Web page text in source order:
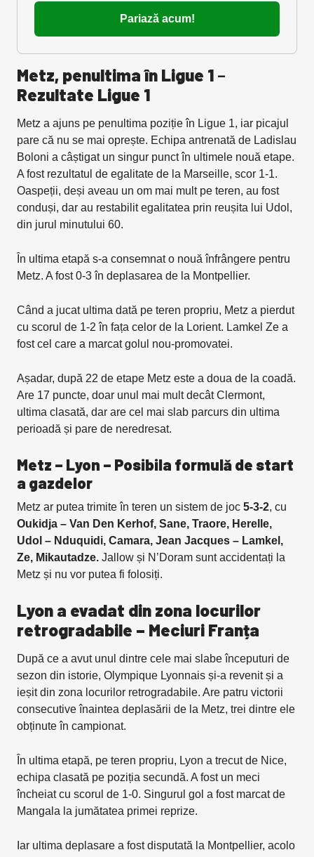
Pariază acum!
Metz, penultima în Ligue 1 –
Rezultate Ligue 1
Metz a ajuns pe penultima poziție în Ligue 1, iar picajul
pare că nu se mai oprește. Echipa antrenată de Ladislau
Boloni a câștigat un singur punct în ultimele nouă etape.
A fost rezultatul de egalitate de la Marseille, scor 1-1.
Oaspeții, deși aveau un om mai mult pe teren, au fost
conduși, dar au restabilit egalitatea prin reușita lui Udol,
din jurul minutului 60.
În ultima etapă s-a consemnat o nouă înfrângere pentru
Metz. A fost 0-3 în deplasarea de la Montpellier.
Când a jucat ultima dată pe teren propriu, Metz a pierdut
cu scorul de 1-2 în fața celor de la Lorient. Lamkel Ze a
fost cel care a marcat golul nou-promovatei.
Așadar, după 22 de etape Metz este a doua de la coadă.
Are 17 puncte, doar unul mai mult decât Clermont,
ultima clasată, dar are cel mai slab parcurs din ultima
perioadă și pare de neredresat.
Metz – Lyon – Posibila formulă de start
a gazdelor
Metz ar putea trimite în teren un sistem de joc 5-3-2, cu
Oukidja – Van Den Kerhof, Sane, Traore, Herelle,
Udol – Nduquidi, Camara, Jean Jacques – Lamkel,
Ze, Mikautadze. Jallow și N’Doram sunt accidentați la
Metz și nu vor putea fi folosiți.
Lyon a evadat din zona locurilor
retrogradabile – Meciuri Franța
După ce a avut unul dintre cele mai slabe începuturi de
sezon din istorie, Olympique Lyonnais și-a revenit și a
ieșit din zona locurilor retrogradabile. Are patru victorii
consecutive înaintea deplasării de la Metz, trei dintre ele
obținute în campionat.
În ultima etapă, pe teren propriu, Lyon a trecut de Nice,
echipa clasată pe poziția secundă. A fost un meci
încheiat cu scorul de 1-0. Singurul gol a fost marcat de
Mangala la jumătatea primei reprize.
Iar ultima deplasare a fost disputată la Montpellier, acolo